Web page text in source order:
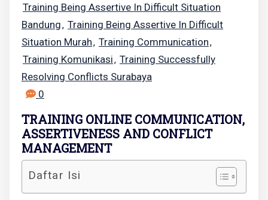
Training Being Assertive In Difficult Situation
Bandung, Training Being Assertive In Difficult
Situation Murah, Training Communication,
Training Komunikasi, Training Successfully
Resolving Conflicts Surabaya
0
TRAINING ONLINE COMMUNICATION,
ASSERTIVENESS AND CONFLICT
MANAGEMENT
Daftar Isi